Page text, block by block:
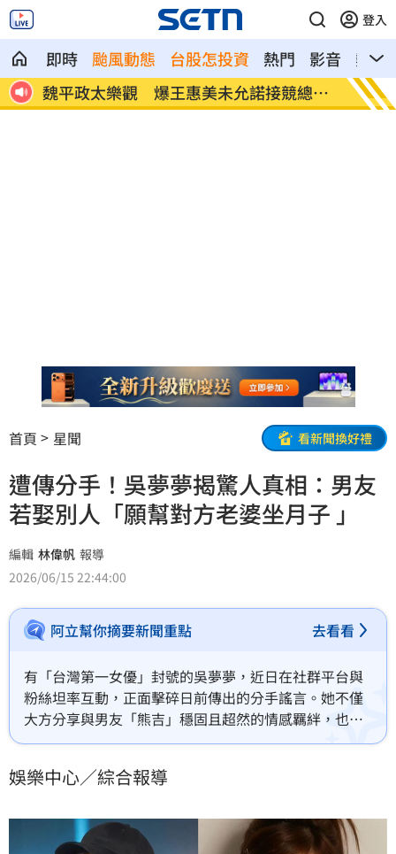
登入
即時 颱風動態 台股怎投資 熱門 影音
熱搜
有
魏平政太樂觀 爆王惠美未允諾接競總主
委
川普
45000
首頁 星聞 看新聞換好禮
遭傳分手！吳夢夢揭驚人真相：男友
若娶別人「願幫對方老婆坐月子 」
編輯 林偉帆 報導
2026/06/15 22:44:00
阿立幫你摘要新聞重點 去看看
有「台灣第一女優」封號的吳夢夢，近日在社群平台與
粉絲坦率互動，正面擊碎日前傳出的分手謠言。她不僅
大方分享與男友「熊吉」穩固且超然的情感羈絆，也首
度公開自己身處特殊職涯面對網路酸民的心理調適機
好及格」的隨遇而安態度，以獨特的「躺平哲學」在複
娛樂中心／綜合報導